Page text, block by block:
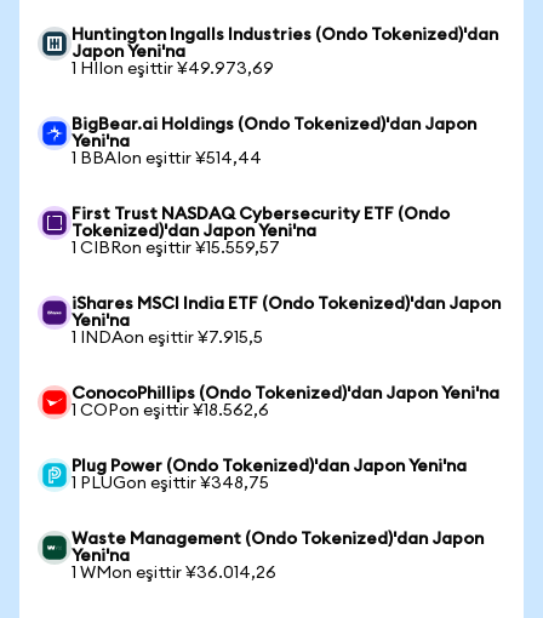
Huntington Ingalls Industries (Ondo Tokenized)'dan
Japon Yeni'na
1 HIIon eşittir ¥49.973,69
BigBear.ai Holdings (Ondo Tokenized)'dan Japon
Yeni'na
1 BBAIon eşittir ¥514,44
First Trust NASDAQ Cybersecurity ETF (Ondo
Tokenized)'dan Japon Yeni'na
1 CIBRon eşittir ¥15.559,57
iShares MSCI India ETF (Ondo Tokenized)'dan Japon
Yeni'na
1 INDAon eşittir ¥7.915,5
ConocoPhillips (Ondo Tokenized)'dan Japon Yeni'na
1 COPon eşittir ¥18.562,6
Plug Power (Ondo Tokenized)'dan Japon Yeni'na
1 PLUGon eşittir ¥348,75
Waste Management (Ondo Tokenized)'dan Japon
Yeni'na
1 WMon eşittir ¥36.014,26